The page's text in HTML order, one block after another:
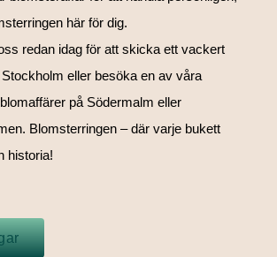
här för dig.
redan idag för att skicka ett vackert
eller besöka en av våra
på Södermalm eller
Blomsterringen – där varje bukett
historia!